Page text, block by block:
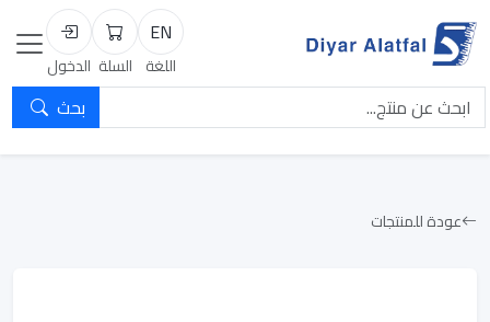
EN
اللغة
السلة
السلة
تسجيل
الدخول
بحث
عودة للمنتجات